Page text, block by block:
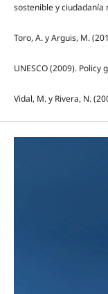
sostenible y ciudadanía
Toro, A. y Arguis, M.
UNESCO (2009).
Vidal, M. y Rivera, N.